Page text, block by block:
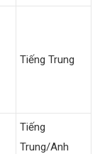
Tiếng Trung
Tiếng
Trung/Anh